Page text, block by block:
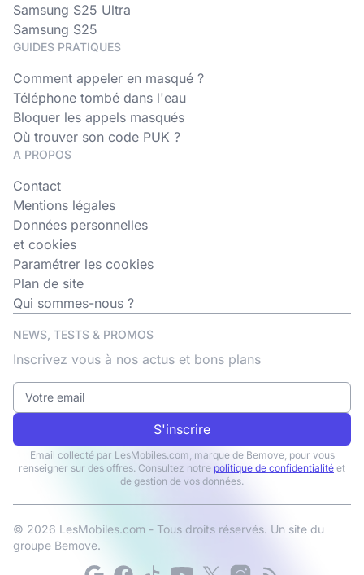
Samsung S25 Ultra
Samsung S25
GUIDES PRATIQUES
Comment appeler en masqué ?
Téléphone tombé dans l'eau
Bloquer les appels masqués
Où trouver son code PUK ?
A PROPOS
Contact
Mentions légales
Données personnelles
et cookies
Paramétrer les cookies
Plan de site
Qui sommes-nous ?
NEWS, TESTS & PROMOS
Inscrivez vous à nos actus et bons plans
S'inscrire
Email collecté par LesMobiles.com, marque de Bemove, pour vous
renseigner sur des offres. Consultez notre politique de confidentialité et
de gestion de vos données.
© 2026 LesMobiles.com - Tous droits réservés. Un site du
groupe Bemove.